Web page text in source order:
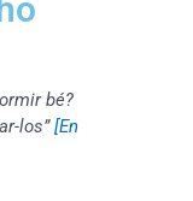
bé?
los”[En